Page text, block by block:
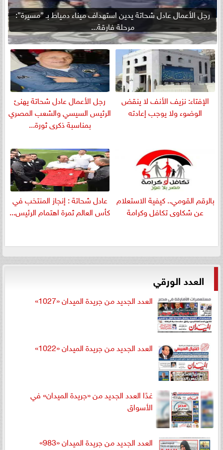
رجل الأعمال عادل شحاتة يدين استهداف ميناء دمياط بـ ”مسيرة”:
مرحلة فارقة...
الإفتاء: نزيف الأنف لا ينقض
الوضوء ولا يوجب إعادته
رجل الأعمال عادل شحاتة يهنئ
الرئيس السيسي والشعب المصري
بمناسبة ذكرى ثورة...
بالرقم القومي.. كيفية الاستعلام
عن شكاوى تكافل وكرامة
عادل شحاتة : إنجاز المنتخب في
كأس العالم ثمرة اهتمام الرئيس...
العدد الورقي
العدد الجديد من جريدة الميدان «1027»
العدد الجديد من جريدة الميدان «1022»
غدًا العدد الجديد من «جريدة الميدان» في
الأسواق
العدد الجديد من جريدة الميدان «983»